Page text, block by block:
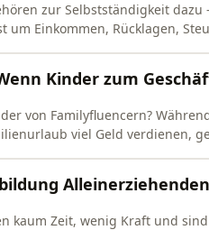
zur Selbstständigkeit
um Einkommen, Rücklagen,
Kinder zum
von Familyfluencern?
viel Geld verdienen,
ist von 1976. Deshalb frage i
kaum Zeit, wenig Kraft und